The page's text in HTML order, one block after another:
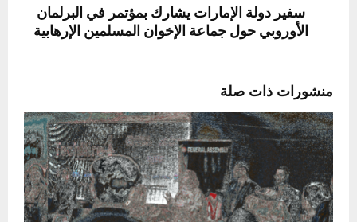
سفير دولة الإمارات يشارك بمؤتمر في البرلمان
الأوروبي حول جماعة الإخوان المسلمين الإرهابية
منشورات ذات صلة